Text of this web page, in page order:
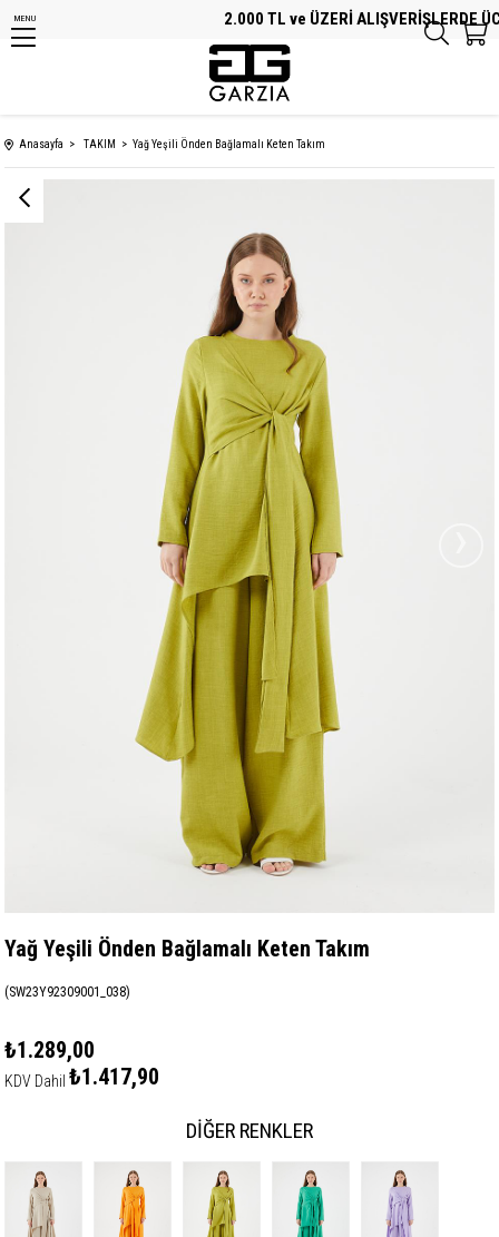
2.000 TL ve ÜZERİ ALIŞVERİŞLERDE
MENU
Anasayfa TAKIM Yağ Yeşili Önden Bağlamalı Keten Takım
Yağ Yeşili Önden Bağlamalı Keten Takım
(SW23Y92309001_038)
₺1.289,00
KDV Dahil ₺1.417,90
DIĞER RENKLER